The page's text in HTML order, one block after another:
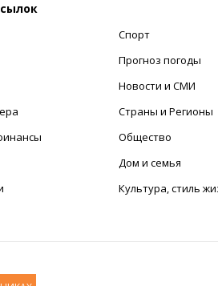
Спорт
Прогноз погоды
Новости и СМИ
Страны и Регионы
Общество
Дом и семья
Культура, стиль